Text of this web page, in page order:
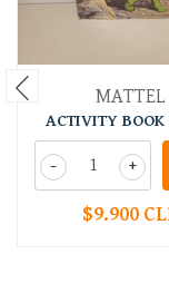
MATTEL
ACTIVITY
+
-
$9.900